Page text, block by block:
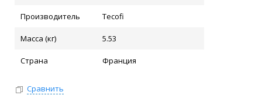
Производитель Tecofi
Масса (кг) 5.53
Страна Франция
Сравнить